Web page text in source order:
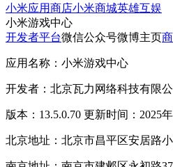
小米应用商店小米商城英雄互娱
小米游戏中心
开发者平台微信公众号微博主页
应用名称：小米游戏中心
开发者：北京瓦力网络科技有限
版本：13.5.0.70 更新时间：2025
北京地址：北京市昌平区安居路